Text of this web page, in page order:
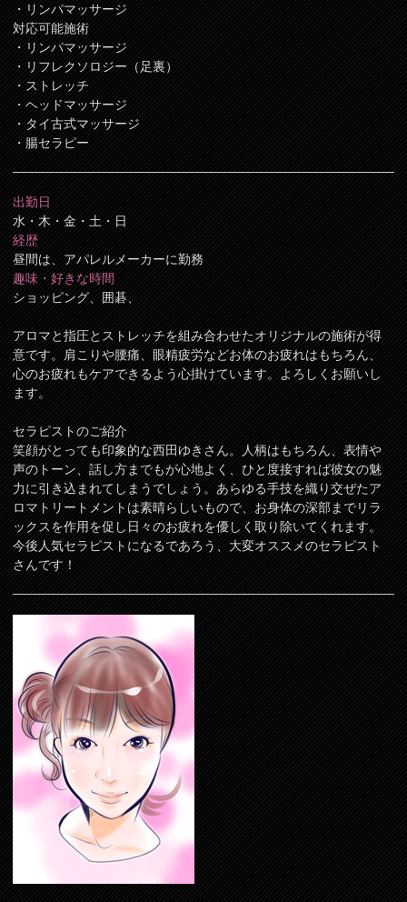
・リンパマッサージ
対応可能施術
・リンパマッサージ
・リフレクソロジー（足裏）
・ストレッチ
・ヘッドマッサージ
・タイ古式マッサージ
・腸セラピー
出勤日
水・木・金・土・日
経歴
昼間は、アパレルメーカーに勤務
趣味・好きな時間
ショッピング、囲碁、
アロマと指圧とストレッチを組み合わせたオリジナルの施術が得
意です。肩こりや腰痛、眼精疲労などお体のお疲れはもちろん、
心のお疲れもケアできるよう心掛けています。よろしくお願いし
ます。
セラピストのご紹介
笑顔がとっても印象的な西田ゆきさん。人柄はもちろん、表情や
声のトーン、話し方までもが心地よく、ひと度接すれば彼女の魅
力に引き込まれてしまうでしょう。あらゆる手技を織り交ぜたア
ロマトリートメントは素晴らしいもので、お身体の深部までリラ
ックスを作用を促し日々のお疲れを優しく取り除いてくれます。
今後人気セラピストになるであろう、大変オススメのセラピスト
さんです！